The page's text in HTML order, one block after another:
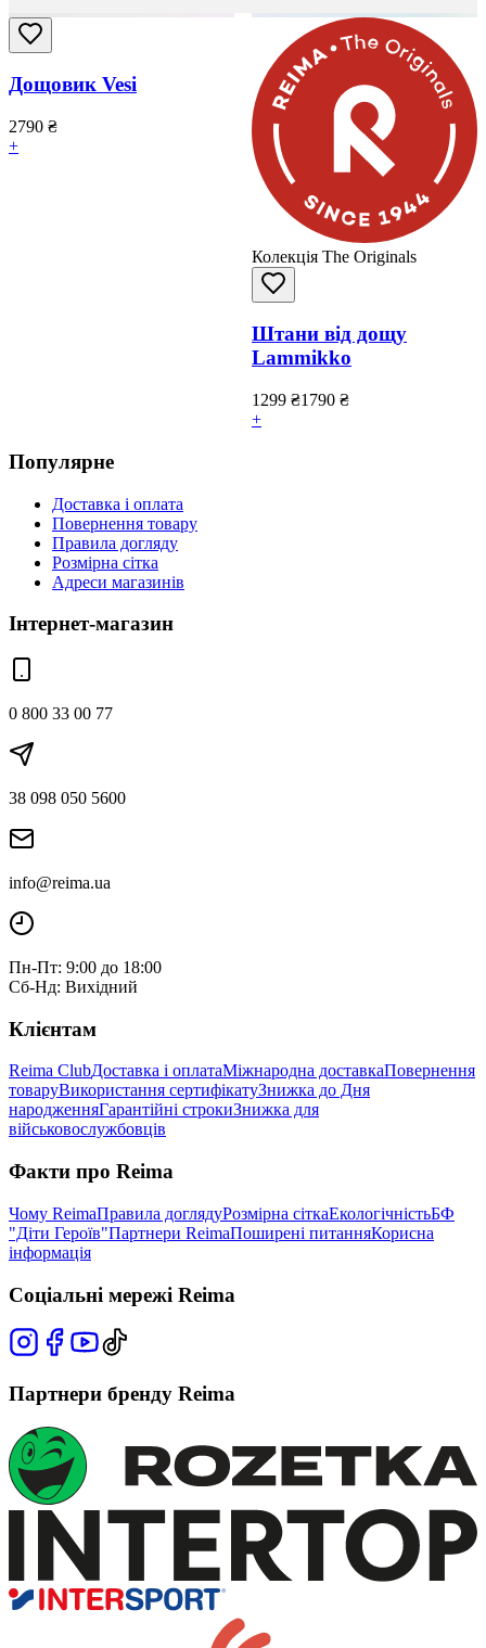
Дощовик Vesi
2790 ₴
+
Колекція The Originals
Штани від дощу
Lammikko
1299 ₴1790 ₴
+
Популярне
Доставка і оплата
Повернення товару
Правила догляду
Розмірна сітка
Адреси магазинів
Інтернет-магазин
0 800 33 00 77
38 098 050 5600
info@reima.ua
Пн-Пт: 9:00 до 18:00
Сб-Нд: Вихідний
Клієнтам
Reima ClubДоставка і оплатаМіжнародна доставкаПовернення
товаруВикористання сертифікатуЗнижка до Дня
народженняГарантійні строкиЗнижка для
військовослужбовців
Факти про Reima
Чому ReimaПравила доглядуРозмірна сіткаЕкологічністьБФ
"Діти Героїв"Партнери ReimaПоширені питанняКорисна
інформація
Соціальні мережі Reima
Партнери бренду Reima